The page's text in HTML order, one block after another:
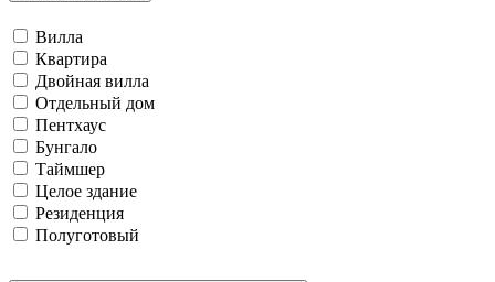
Вилла
Квартира
Двойная вилла
Отдельный дом
Пентхаус
Бунгало
Таймшер
Целое здание
Резиденция
Полуготовый